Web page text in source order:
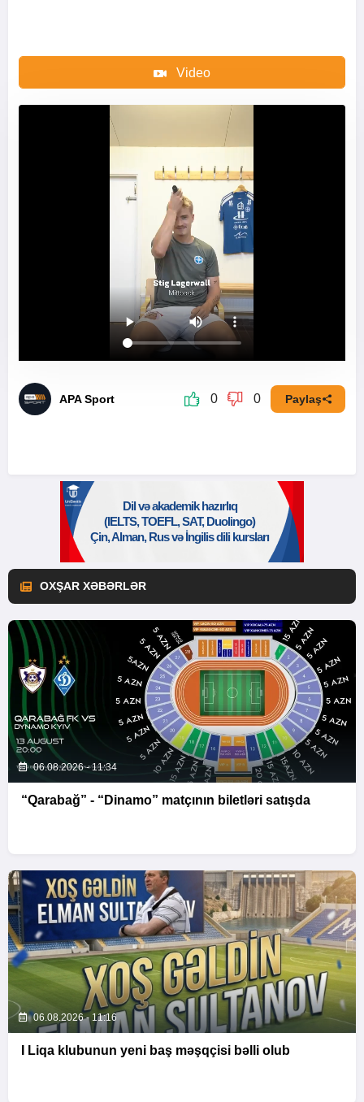
Video
APA Sport 0 0 Paylaş
OXŞAR XƏBƏRLƏR
06.08.2026 - 11:34
“Qarabağ” - “Dinamo” matçının biletləri satışda
06.08.2026 - 11:16
I Liqa klubunun yeni baş məşqçisi bəlli olub